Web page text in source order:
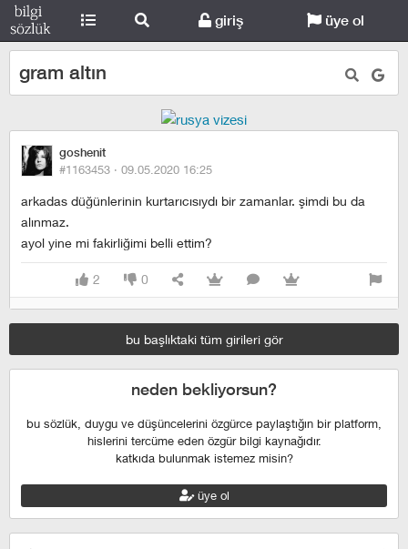
giriş üye ol
gram altın
goshenit
#1163453 · 09.05.2020 16:25
arkadas düğünlerinin kurtarıcısıydı bir zamanlar. şimdi bu da
alınmaz.
ayol yine mi fakirliğimi belli ettim?
2 0
bu başlıktaki tüm girileri gör
neden bekliyorsun?
bu sözlük, duygu ve düşüncelerini özgürce paylaştığın bir platform,
hislerini tercüme eden özgür bilgi kaynağıdır.
katkıda bulunmak istemez misin?
üye ol